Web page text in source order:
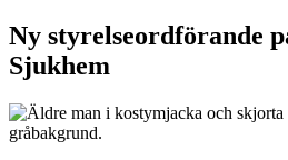
Ny styrelseordförande
Sjukhem